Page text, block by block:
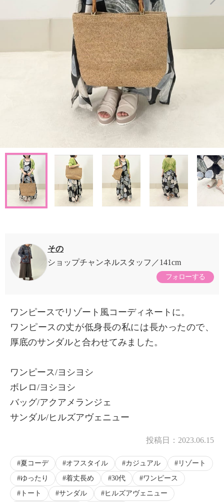
その
ショップチャンネルスタッフ
141cm
フォローする
ワンピースでリゾート風コーディネートに。
ワンピースの丈が低身長の私には長かったので、
厚底のサンダルと合わせてみました。
ワンピース/ヨシヨシ
ボレロ/ヨシヨシ
バッグ/アクアメランジェ
サンダル/ヒルズアヴェニュー
投稿日： 2023.06.15
夏コーデ オフスタイル カジュアル
リゾート
ゆったり
着丈長め 30代
ワンピース
トート
サンダル
ヒルズアヴェニュー